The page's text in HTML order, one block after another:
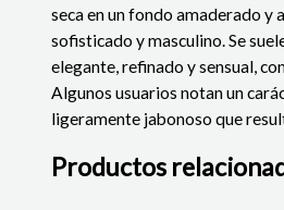
seca en un fondo amaderado y
sofisticado y masculino. Se
elegante, refinado y sensual,
Algunos usuarios notan un
ligeramente jabonoso que
Productos